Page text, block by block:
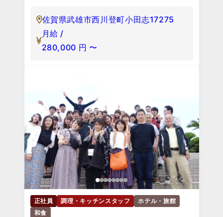
佐賀県武雄市西川登町小田志17275
月給 /
280,000 円 〜
正社員 調理・キッチンスタッフ
ホテル・旅館
和食